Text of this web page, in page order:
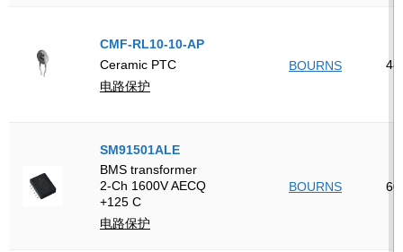
CMF-RL10-10-AP
Ceramic PTC
电路保护
BOURNS 48
SM91501ALE
BMS transformer
2-Ch 1600V AECQ
+125 C
电路保护
BOURNS 60